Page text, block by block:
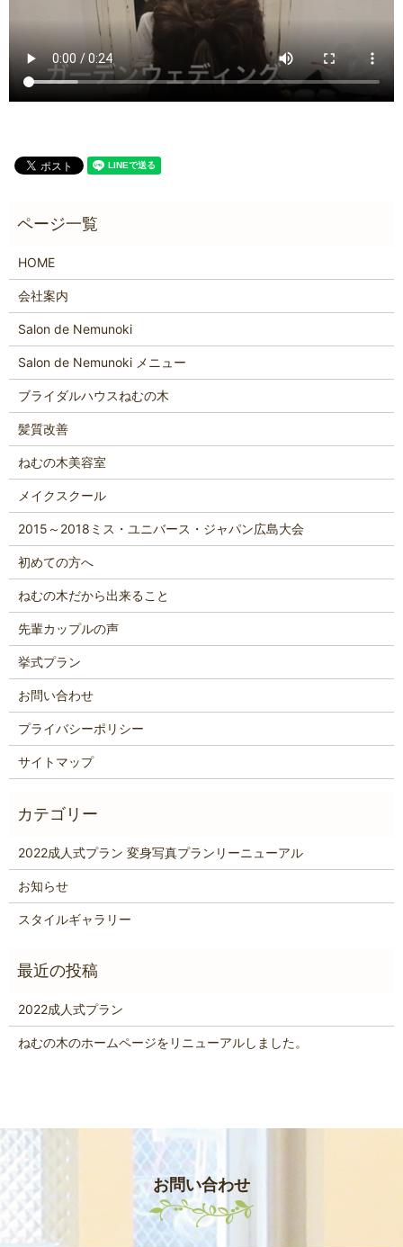
HOME
会社案内
Salon de Nemunoki
Salon de Nemunoki メニュー
ブライダルハウスねむの木
髪質改善
ねむの木美容室
メイクスクール
2015～2018ミス・ユニバース・ジャパン広島大会
初めての方へ
ねむの木だから出来ること
先輩カップルの声
挙式プラン
お問い合わせ
プライバシーポリシー
サイトマップ
2022成人式プラン 変身写真プランリーニューアル
お知らせ
スタイルギャラリー
2022成人式プラン
ねむの木のホームページをリニューアルしました。
お問い合わせ